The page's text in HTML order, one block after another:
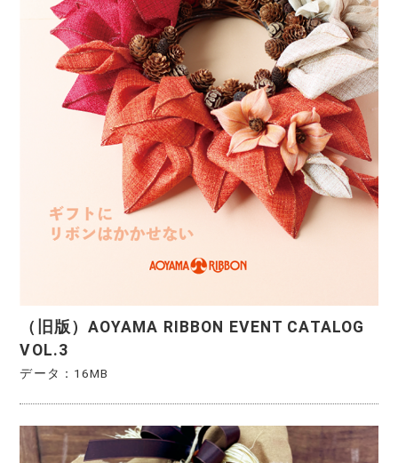
（旧版）AOYAMA RIBBON EVENT CATALOG
VOL.3
データ：16MB